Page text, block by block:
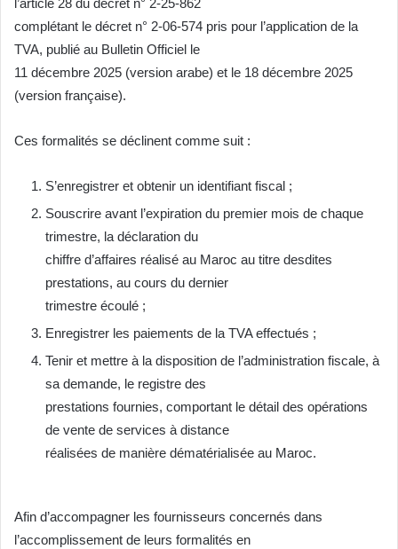
l’article 28 du décret n° 2-25-862
complétant le décret n° 2-06-574 pris pour l’application de la
TVA, publié au Bulletin Officiel le
11 décembre 2025 (version arabe) et le 18 décembre 2025
(version française).
Ces formalités se déclinent comme suit :
S’enregistrer et obtenir un identifiant fiscal ;
Souscrire avant l’expiration du premier mois de chaque
trimestre, la déclaration du
chiffre d’affaires réalisé au Maroc au titre desdites
prestations, au cours du dernier
trimestre écoulé ;
Enregistrer les paiements de la TVA effectués ;
Tenir et mettre à la disposition de l’administration fiscale, à
sa demande, le registre des
prestations fournies, comportant le détail des opérations
de vente de services à distance
réalisées de manière dématérialisée au Maroc.
Afin d’accompagner les fournisseurs concernés dans
l’accomplissement de leurs formalités en